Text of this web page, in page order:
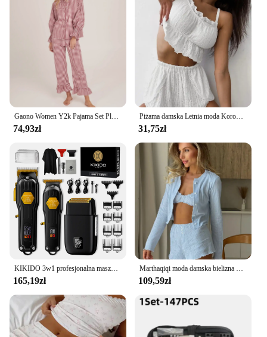
Gaono Women Y2k Pajama Set Plaid Flare Cuff Long Sleeve Shirts Tops and Ruffle Long Pants Two Piece Autumn Loungewear Outfits
74,93zł
Piżama damska Letnia moda Koronkowe wykończenia Ruffle Hem U-Neck Spaghetti Strap Cable Textured Cami + Casual Home Shorts Set Sleepwear
31,75zł
KIKIDO 3w1 profesjonalna maszynka do strzyżenia włosów elektryczna maszynka do brody i włosów dla mężczyzn zestaw do strzyżenia ścinanie włosów maszyna akumulator 2575
165,19zł
Marthaqiqi moda damska bielizna nocna garnitur O-Neck koszula nocna z długim rękawem piżamy podkoszulki piżamy szorty damska bielizna nocna 3-częściowy zestaw
109,59zł